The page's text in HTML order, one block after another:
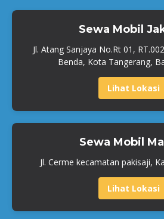
Sewa Mobil
Jl. Atang Sanjaya No.Rt 01,
Benda, Kota Tangerang,
Lihat Lokasi
Sewa Mobil
Jl. Cerme kecamatan pakisaji,
Lihat Lokasi